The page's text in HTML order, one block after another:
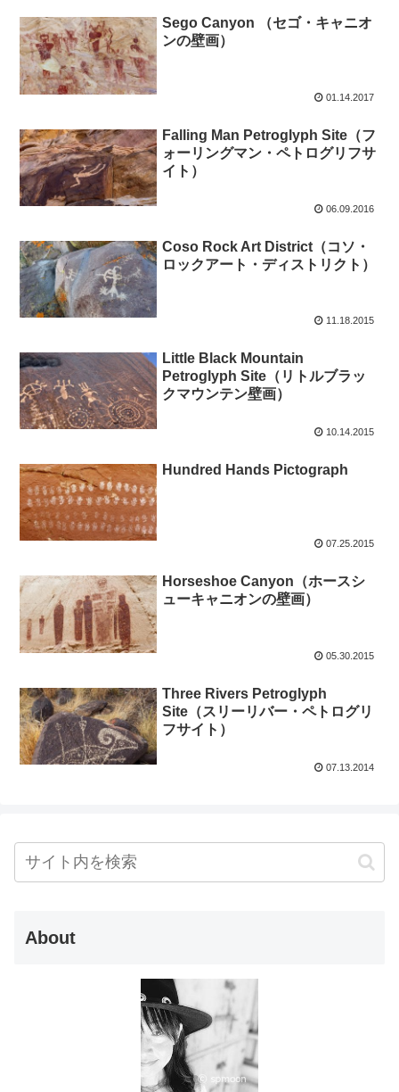
Sego Canyon （セゴ・キャニオ
ンの壁画）
01.14.2017
Falling Man Petroglyph Site（フ
ォーリングマン・ペトログリフサ
イト）
06.09.2016
Coso Rock Art District（コソ・
ロックアート・ディストリクト）
11.18.2015
Little Black Mountain
Petroglyph Site（リトルブラッ
クマウンテン壁画）
10.14.2015
Hundred Hands Pictograph
07.25.2015
Horseshoe Canyon（ホースシ
ューキャニオンの壁画）
05.30.2015
Three Rivers Petroglyph
Site（スリーリバー・ペトログリ
フサイト）
07.13.2014
About